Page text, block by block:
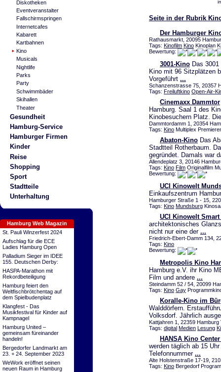
Diskotheken
Eventveranstalter
Fallschirmspringen
Internetcafes
Kabarett
Kartbahnen
Kino
Musicals
Nightlife
Parks
Party
Schwimmbäder
Skihallen
Theater
Gesundheit
Hamburg-Service
Hamburger Firmen
Kinder
Reise
Shopping
Sport
Stadtteile
Unterhaltung
Hamburg Web Magazin
St. Pauli Winzerfest 2024
Aufschlag für die ECE
Ladies Hamburg Open
Palladium Sieger im IDEE
155. Deutschen Derby:
HASPA-Marathon mit
Rekordbeteiligung
Hamburg feiert den
Weltfischbrötchentag auf
dem Spielbudenplatz
Klangfest - Das
Musikfestival für Kinder auf
Kampnagel
Hamburg United –
gemeinsam füreinander
handeln!
Bergedorfer Landmarkt am
23. + 24. September 2023
WeWork eröffnet seinen
neuen Raum in Hamburg
Seite in der Rubrik
Der Hamburger
Rathausmarkt, 20095
Tags: Kinofilm Kino Kinoplan
Bewertung:
3001-Kino Das
Kino mit 96 Sitzplätzen
Vorgeführt ...
Schanzenstrasse 75, 20357
Tags: Freiluftkino Open-Air-
Cinemaxx Dammtor
Hamburg. Saal 1 des
Kinobesuchern Platz.
Dammtordamm 1, 20354
Tags: Kino Multiplex
Abaton-Kino Das
Stadtteil Rotherbaum.
gegründet. Damals war
Allendeplatz 3, 20146
Tags: Kino Film Originalfilm
Bewertung:
UCI Kinowelt
Einkaufszentrum
Hamburger Straße 1 - 15,
Tags: Kino Mundsburg
UCI Kinowelt Smart
architektonisches
nicht nur eine der ...
Friedrich-Ebert-Damm 134,
Tags: Kino
Bewertung:
Metropolis Kino
Hamburg e.V. ihr Kino
Film und andere ...
Steindamm 52 / 54, 20099
Tags: Kino Gay
Koralle-Kino im
Walddörfern.
Volksdorf. Jährlich
Kattjahren 1, 22359
Tags: digital Medien Lesung
HANSA Kino
werden täglich ab 15
Telefonnummer ...
Alte Holstenstraße 17-19,
Tags: Kino Bergedorf